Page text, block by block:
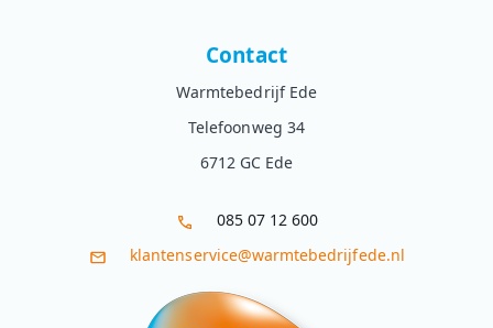
Contact
Warmtebedrijf Ede
Telefoonweg 34
6712 GC Ede
085 07 12 600
klantenservice@warmtebedrijfede.nl